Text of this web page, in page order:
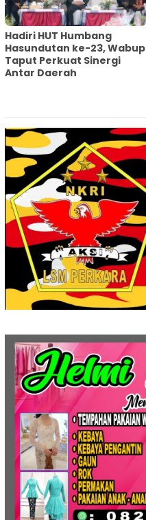
Hadiri HUT Humbang
Hasundutan ke-23, Wabup
Taput Perkuat Sinergi
Antar Daerah